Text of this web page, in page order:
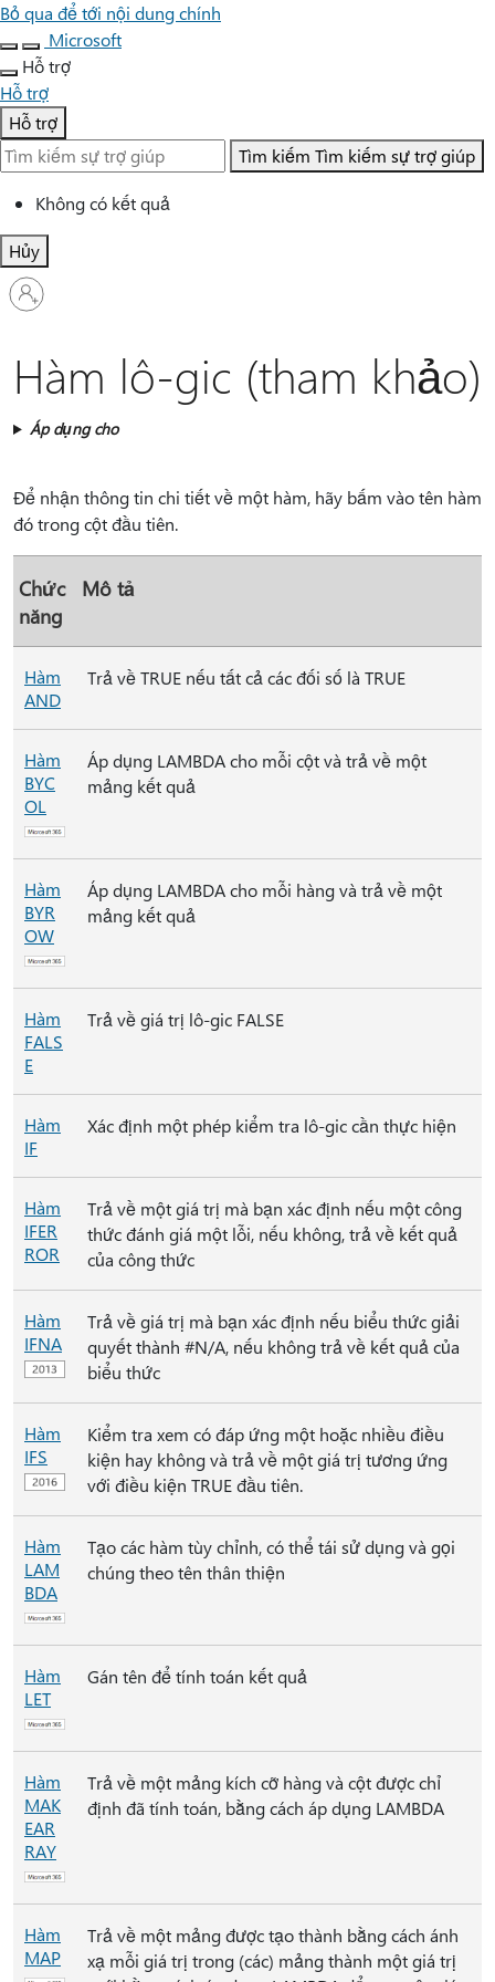
Bỏ qua để tới nội dung chính
Microsoft
Hỗ trợ
Hỗ trợ
Hỗ trợ
Tìm kiếm Tìm kiếm sự trợ giúp
Không có kết quả
Hủy
Đăng
nhập
của
Hàm lô-gic (tham khảo)
Áp dụng cho
Để nhận thông tin chi tiết về một hàm, hãy bấm vào tên hàm
đó trong cột đầu tiên.
Chức
năng
Mô tả
Hàm
AND
Trả về TRUE nếu tất cả các đối số là TRUE
Hàm
BYC
OL
Áp dụng LAMBDA cho mỗi cột và trả về một
mảng kết quả
Hàm
BYR
OW
Áp dụng LAMBDA cho mỗi hàng và trả về một
mảng kết quả
Hàm
FALS
E
Trả về giá trị lô-gic FALSE
Hàm
IF
Xác định một phép kiểm tra lô-gic cần thực hiện
Hàm
IFER
ROR
Trả về một giá trị mà bạn xác định nếu một công
thức đánh giá một lỗi, nếu không, trả về kết quả
của công thức
Hàm
IFNA
Trả về giá trị mà bạn xác định nếu biểu thức giải
quyết thành #N/A, nếu không trả về kết quả của
biểu thức
Hàm
IFS
Kiểm tra xem có đáp ứng một hoặc nhiều điều
kiện hay không và trả về một giá trị tương ứng
với điều kiện TRUE đầu tiên.
Hàm
LAM
BDA
Tạo các hàm tùy chỉnh, có thể tái sử dụng và gọi
chúng theo tên thân thiện
Hàm
LET
Gán tên để tính toán kết quả
Hàm
MAK
EAR
RAY
Trả về một mảng kích cỡ hàng và cột được chỉ
định đã tính toán, bằng cách áp dụng LAMBDA
Hàm
MAP
Trả về một mảng được tạo thành bằng cách ánh
xạ mỗi giá trị trong (các) mảng thành một giá trị